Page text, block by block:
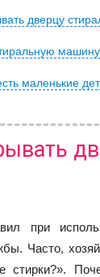
дверцу
машину
маленькие
при
Часто,
стирки?».